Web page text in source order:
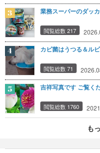
業務スーパーのダッ
閲覧総数 217
カビ菌はうつる＆ル
閲覧総数 71
吉祥写真です ご覧く
閲覧総数 1760
も